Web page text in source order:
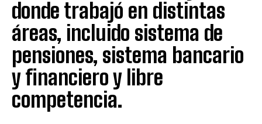
donde trabajó en distintas
áreas, incluido sistema de
pensiones, sistema bancario
y financiero y libre
competencia.